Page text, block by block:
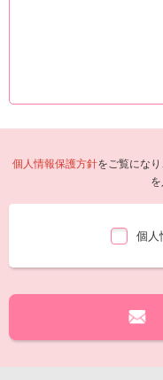
個人情報保護方針をご覧にな
個人